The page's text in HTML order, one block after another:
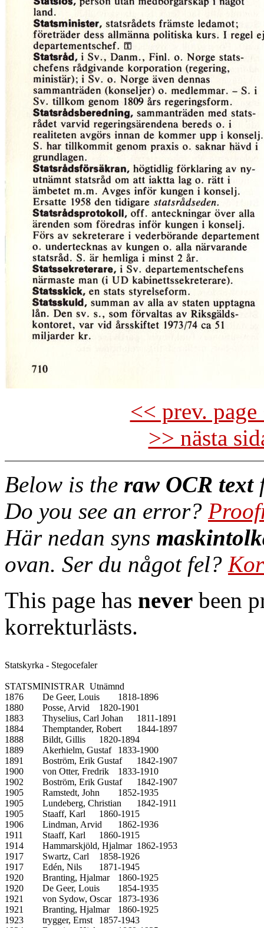
<< prev.
>> nästa
Below is the raw OCR text
Do you see an error?
Här nedan syns
ovan. Ser du något fel?
This page has never been
korrekturlästs.
Statskyrka - Stegocefaler
STATSMINISTRAR  Utnämnd
1876	De Geer, Louis	1818-1896
1880	Posse, Arvid	1820-1901
1883	Thyselius, Carl Johan	1811-1891
1884	Themptander, Robert	1844-1897
1888	Bildt, Gillis	1820-1894
1889	Akerhielm, Gustaf	1833-1900
1891	Boström, Erik Gustaf	1842-1907
1900	von Otter, Fredrik	1833-1910
1902	Boström, Erik Gustaf	1842-1907
1905	Ramstedt, John	1852-1935
1905	Lundeberg, Christian	1842-1911
1905	Staaff, Karl	1860-1915
1906	Lindman, Arvid	1862-1936
1911	Staaff, Karl	1860-1915
1914	Hammarskjöld, Hjalmar	1862-1953
1917	Swartz, Carl	1858-1926
1917	Edén, Nils	1871-1945
1920	Branting, Hjalmar	1860-1925
1920	De Geer, Louis	1854-1935
1921	von Sydow, Oscar	1873-1936
1921	Branting, Hjalmar	1860-1925
1923	trygger, Ernst	1857-1943